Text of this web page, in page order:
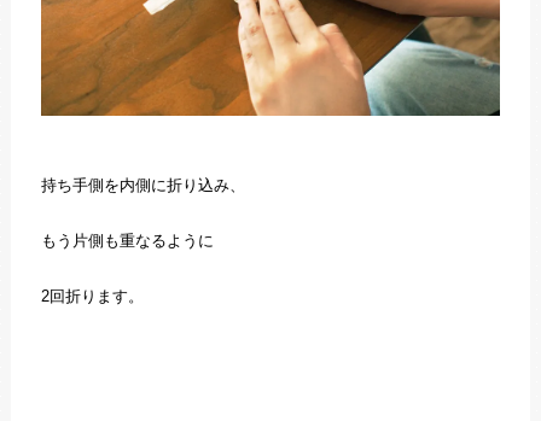
持ち手側を内側に折り込み、
もう片側も重なるように
2回折ります。